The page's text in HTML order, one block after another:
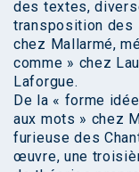
des textes,
transposition des
chez Mallarmé,
comme » chez
Laforgue.
De la « forme
aux mots » chez
furieuse des
œuvre, une